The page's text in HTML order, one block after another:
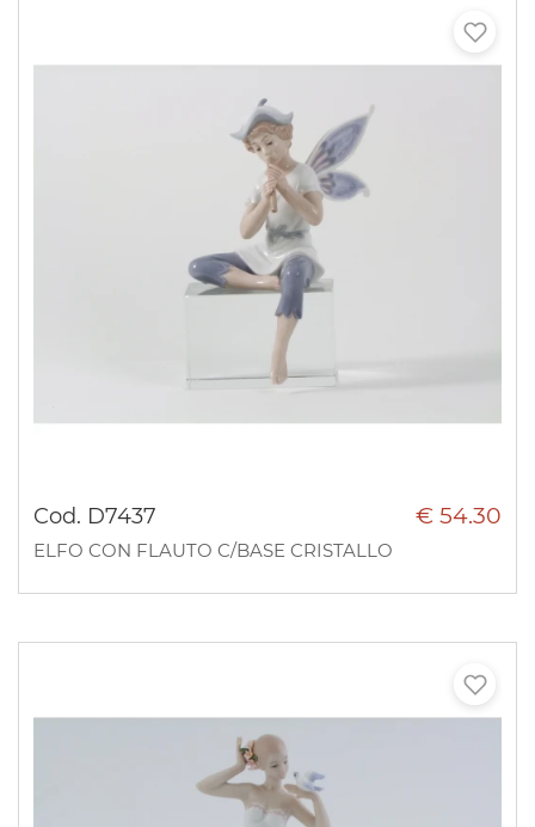
Cod. D7437 € 54.30
ELFO CON FLAUTO C/BASE CRISTALLO